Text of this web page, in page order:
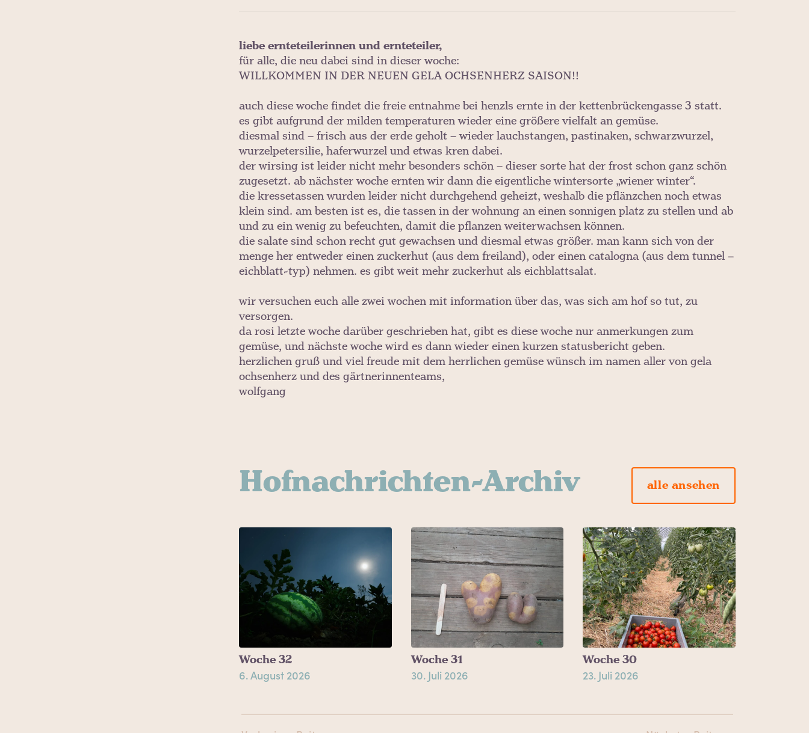
liebe ernteteilerinnen und ernteteiler,
für alle, die neu dabei sind in dieser woche:
WILLKOMMEN IN DER NEUEN GELA OCHSENHERZ SAISON!!
auch diese woche findet die freie entnahme bei henzls ernte in der kettenbrückengasse 3 statt.
es gibt aufgrund der milden temperaturen wieder eine größere vielfalt an gemüse.
diesmal sind – frisch aus der erde geholt – wieder lauchstangen, pastinaken, schwarzwurzel,
wurzelpetersilie, haferwurzel und etwas kren dabei.
der wirsing ist leider nicht mehr besonders schön – dieser sorte hat der frost schon ganz schön
zugesetzt. ab nächster woche ernten wir dann die eigentliche wintersorte „wiener winter“.
die kressetassen wurden leider nicht durchgehend geheizt, weshalb die pflänzchen noch etwas
klein sind. am besten ist es, die tassen in der wohnung an einen sonnigen platz zu stellen und ab
und zu ein wenig zu befeuchten, damit die pflanzen weiterwachsen können.
die salate sind schon recht gut gewachsen und diesmal etwas größer. man kann sich von der
menge her entweder einen zuckerhut (aus dem freiland), oder einen catalogna (aus dem tunnel –
eichblatt-typ) nehmen. es gibt weit mehr zuckerhut als eichblattsalat.
wir versuchen euch alle zwei wochen mit information über das, was sich am hof so tut, zu
versorgen.
da rosi letzte woche darüber geschrieben hat, gibt es diese woche nur anmerkungen zum
gemüse, und nächste woche wird es dann wieder einen kurzen statusbericht geben.
herzlichen gruß und viel freude mit dem herrlichen gemüse wünsch im namen aller von gela
ochsenherz und des gärtnerinnenteams,
wolfgang
Hofnachrichten-Archiv alle ansehen
Woche 32
6. August 2026
Woche 31
30. Juli 2026
Woche 30
23. Juli 2026